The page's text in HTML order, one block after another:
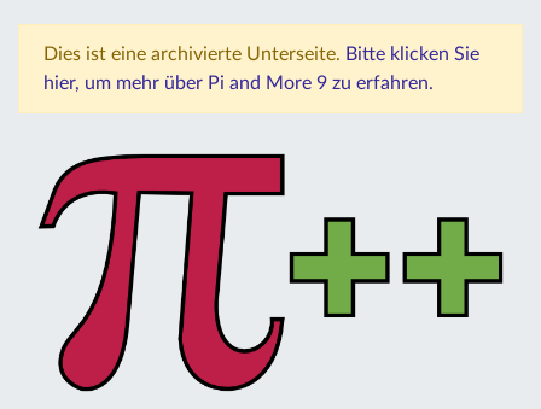
Dies ist eine archivierte Unterseite. Bitte klicken Sie
hier, um mehr über Pi and More 9 zu erfahren.